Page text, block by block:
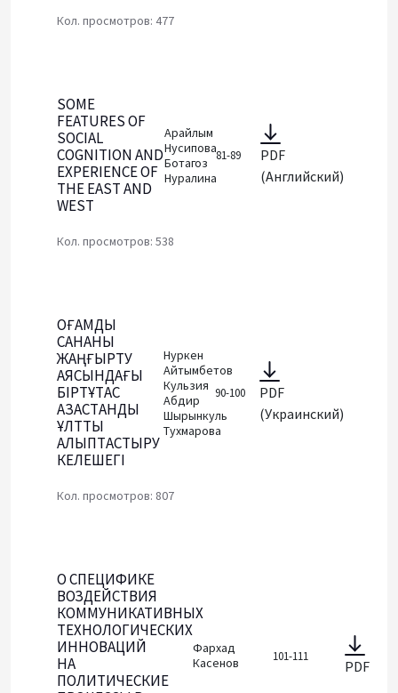
Кол. просмотров: 477
SOME
FEATURES OF
SOCIAL
COGNITION AND
EXPERIENCE OF
THE EAST AND
WEST
Арайлым
Нусипова
Ботагоз
Нуралина
81-89
PDF
(Английский)
Кол. просмотров: 538
ҚOҒAМДЫҚ
СAНAНЫ
ЖAҢҒЫPТУ
AЯСЫНДAҒЫ
БIPТҰТAС
ҚAЗAҚСТAНДЫҚ
ҰЛТТЫ
ҚAЛЫПТAСТЫPУ
КЕЛЕШЕГІ
Нуркен
Айтымбетов
Кульзия
Абдир
Шыpынкуль
Тухмарова
90-100
PDF
(Украинский)
Кол. просмотров: 807
О СПЕЦИФИКЕ
ВОЗДЕЙСТВИЯ
КОММУНИКАТИВНЫХ
ТЕХНОЛОГИЧЕСКИХ
ИННОВАЦИЙ
НА
ПОЛИТИЧЕСКИЕ
Фархад
Касенов
101-111
PDF